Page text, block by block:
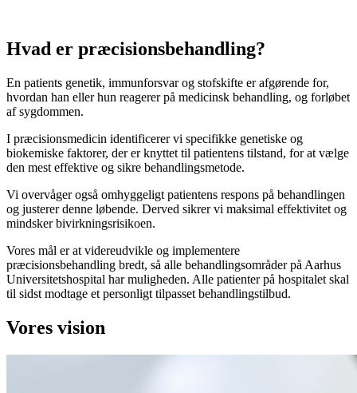
Hvad er præcisionsbehandling?
En patients genetik, immunforsvar og stofskifte er afgørende for,
hvordan han eller hun reagerer på medicinsk behandling, og forløbet
af sygdommen.
I præcisionsmedicin identificerer vi specifikke genetiske og
biokemiske faktorer, der er knyttet til patientens tilstand, for at vælge
den mest effektive og sikre behandlingsmetode.
Vi overvåger også omhyggeligt patientens respons på behandlingen
og justerer denne løbende. Derved sikrer vi maksimal effektivitet og
mindsker bivirkningsrisikoen.
Vores mål er at videreudvikle og implementere
præcisionsbehandling bredt, så alle behandlingsområder på Aarhus
Universitetshospital har muligheden. Alle patienter på hospitalet skal
til sidst modtage et personligt tilpasset behandlingstilbud.
Vores vision